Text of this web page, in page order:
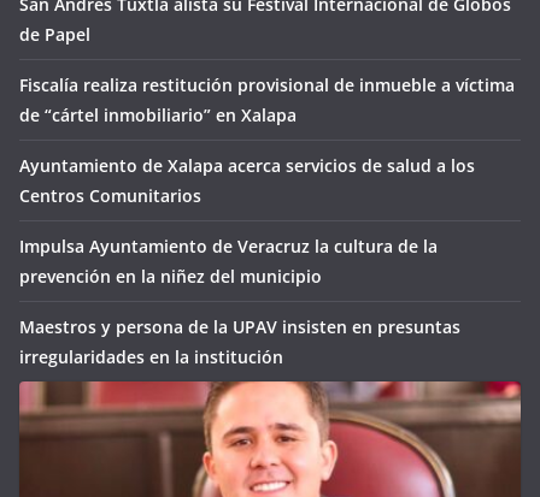
San Andrés Tuxtla alista su Festival Internacional de Globos
de Papel
Fiscalía realiza restitución provisional de inmueble a víctima
de “cártel inmobiliario” en Xalapa
Ayuntamiento de Xalapa acerca servicios de salud a los
Centros Comunitarios
Impulsa Ayuntamiento de Veracruz la cultura de la
prevención en la niñez del municipio
Maestros y persona de la UPAV insisten en presuntas
irregularidades en la institución